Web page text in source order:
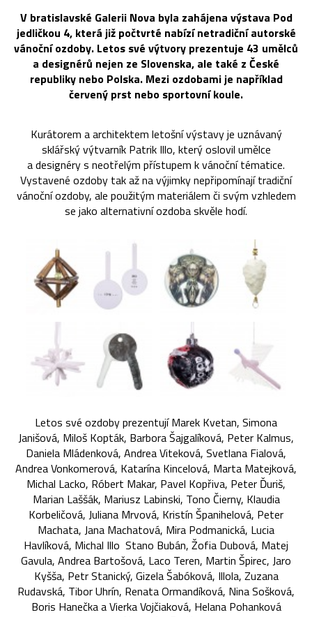
V bratislavské Galerii Nova byla zahájena výstava Pod
jedličkou 4, která již počtvrté nabízí netradiční autorské
vánoční ozdoby. Letos své výtvory prezentuje 43 umělců
a designérů nejen ze Slovenska, ale také z České
republiky nebo Polska. Mezi ozdobami je například
červený prst nebo sportovní koule.
Kurátorem a architektem letošní výstavy je uznávaný
sklářský výtvarník Patrik Illo, který oslovil umělce
a designéry s neotřelým přístupem k vánoční tématice.
Vystavené ozdoby tak až na výjimky nepřipomínají tradiční
vánoční ozdoby, ale použitým materiálem či svým vzhledem
se jako alternativní ozdoba skvěle hodí.
Letos své ozdoby prezentují Marek Kvetan, Simona
Janišová, Miloš Kopták, Barbora Šajgalíková, Peter Kalmus,
Daniela Mládenková, Andrea Viteková, Svetlana Fialová,
Andrea Vonkomerová, Katarína Kincelová, Marta Matejková,
Michal Lacko, Róbert Makar, Pavel Kopřiva, Peter Ďuriš,
Marian Laššák, Mariusz Labinski, Tono Čierny, Klaudia
Korbeličová, Juliana Mrvová, Kristín Španihelová, Peter
Machata, Jana Machatová, Mira Podmanická, Lucia
Havlíková, Michal Illo Stano Bubán, Žofia Dubová, Matej
Gavula, Andrea Bartošová, Laco Teren, Martin Špirec, Jaro
Kyšša, Petr Stanický, Gizela Šabóková, Illola, Zuzana
Rudavská, Tibor Uhrín, Renata Ormandíková, Nina Sošková,
Boris Hanečka a Vierka Vojčiaková, Helana Pohanková